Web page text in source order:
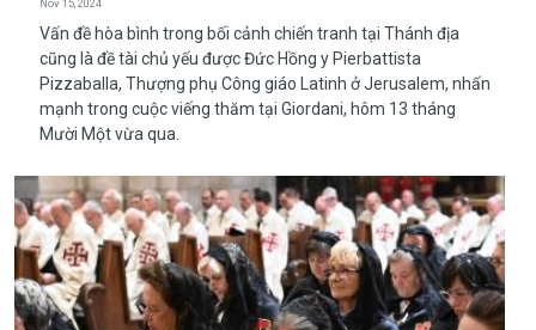
Nov 15, 2024
​​​​​​​Vấn đề hòa bình trong bối cảnh chiến tranh tại Thánh địa
cũng là đề tài chủ yếu được Đức Hồng y Pierbattista
Pizzaballa, Thượng phụ Công giáo Latinh ở Jerusalem, nhấn
mạnh trong cuộc viếng thăm tại Giordani, hôm 13 tháng
Mười Một vừa qua.